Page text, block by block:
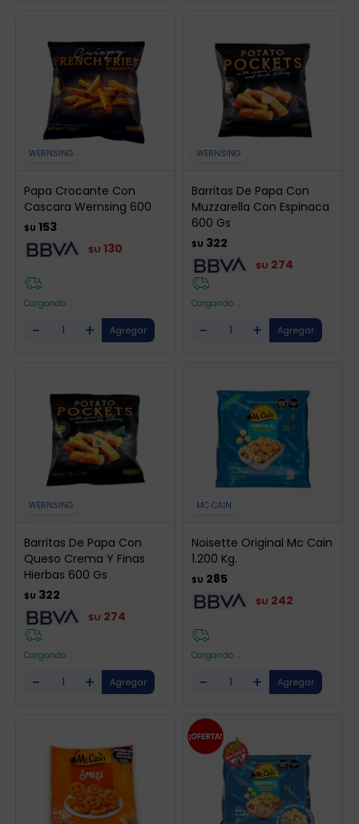
WERNSING
Papa Crocante Con
Cascara Wernsing 600
$U 153
$U 130
Cargando ...
- +
WERNSING
Barritas De Papa Con
Muzzarella Con Espinaca
600 Gs
$U 322
$U 274
Cargando ...
- +
WERNSING
Barritas De Papa Con
Queso Crema Y Finas
Hierbas 600 Gs
$U 322
$U 274
Cargando ...
- +
MC CAIN
Noisette Original Mc Cain
1.200 Kg.
$U 285
$U 242
Cargando ...
- +